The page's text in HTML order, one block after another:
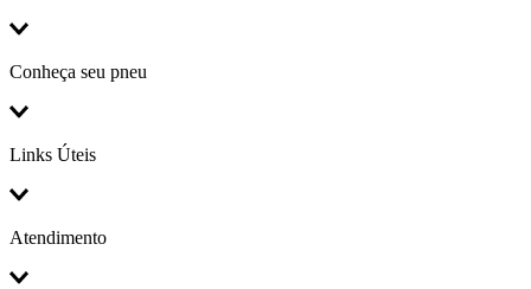
Conheça seu pneu
Links Úteis
Atendimento